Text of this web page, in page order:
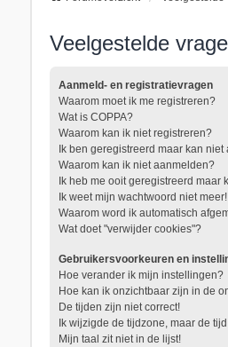
Veelgestelde
Aanmeld- en registratievragen
Waarom moet ik me registreren?
Wat is COPPA?
Waarom kan ik niet registreren?
Ik ben geregistreerd maar kan
Waarom kan ik niet aanmelden?
Ik heb me ooit geregistreerd
Ik weet mijn wachtwoord niet meer!
Waarom word ik automatisch
Wat doet "verwijder cookies"?
Gebruikersvoorkeuren en
Hoe verander ik mijn instellingen?
Hoe kan ik onzichtbaar zijn in de
De tijden zijn niet correct!
Ik wijzigde de tijdzone, maar de
Mijn taal zit niet in de lijst!